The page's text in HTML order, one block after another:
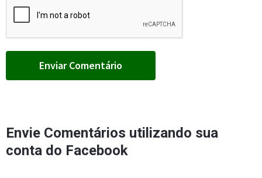
Envie Comentários utilizando sua
conta do Facebook